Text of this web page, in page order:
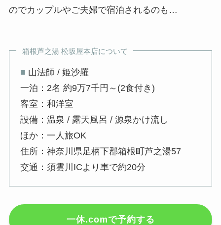
のでカップルやご夫婦で宿泊されるのも…
箱根芦之湯 松坂屋本店について
■ 山法師 / 姫沙羅
一泊：2名 約9万7千円～(2食付き)
客室：和洋室
設備：温泉 / 露天風呂 / 源泉かけ流し
ほか：一人旅OK
住所：神奈川県足柄下郡箱根町芦之湯57
交通：須雲川ICより車で約20分
一休.comで予約する